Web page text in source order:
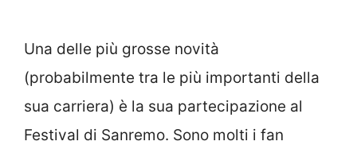
Una delle più grosse novità
(probabilmente tra le più importanti della
sua carriera) è la sua partecipazione al
Festival di Sanremo. Sono molti i fan